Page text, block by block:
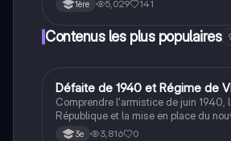
1ère 5,029 141
Contenus les plus populaires
DHistoire
Défaite de 1940 et Régime de
Comprendre l'armistice de juin 1940,
République et la mise en place du
autoritaire de Philippe Pétain.
3e 3,816 0